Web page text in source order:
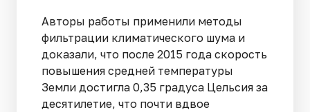
Авторы работы применили методы
фильтрации климатического шума и
доказали, что после 2015 года скорость
повышения средней температуры
Земли достигла 0,35 градуса Цельсия за
десятилетие, что почти вдвое